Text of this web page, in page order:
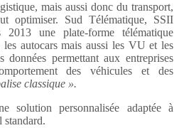
mais aussi donc du transport,
optimiser. Sud Télématique, SSII
2013 une plate-forme télématique
les autocars mais aussi les VU et les
permettant aux entreprises
des véhicules et des
classique ».
solution personnalisée adaptée à
standard.